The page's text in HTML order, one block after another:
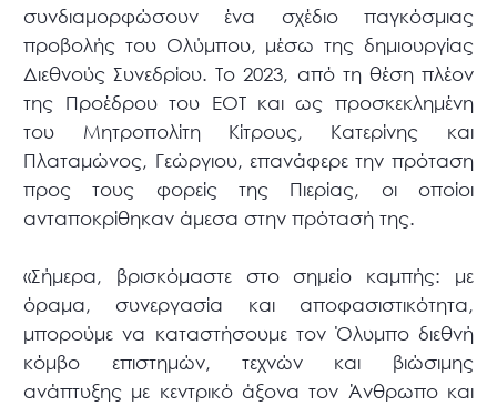
συνδιαμορφώσουν ένα σχέδιο παγκόσμιας
προβολής του Ολύμπου, μέσω της δημιουργίας
Διεθνούς Συνεδρίου. Το 2023, από τη θέση πλέον
της Προέδρου του ΕΟΤ και ως προσκεκλημένη
του Μητροπολίτη Κίτρους, Κατερίνης και
Πλαταμώνος, Γεώργιου, επανάφερε την πρόταση
προς τους φορείς της Πιερίας, οι οποίοι
ανταποκρίθηκαν άμεσα στην πρότασή της.
«Σήμερα, βρισκόμαστε στο σημείο καμπής: με
όραμα, συνεργασία και αποφασιστικότητα,
μπορούμε να καταστήσουμε τον Όλυμπο διεθνή
κόμβο επιστημών, τεχνών και βιώσιμης
ανάπτυξης με κεντρικό άξονα τον Άνθρωπο και